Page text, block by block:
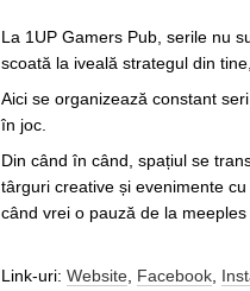
La 1UP Gamers Pub, serile nu
scoată la iveală strategul din
Aici se organizează constant
în joc.
Din când în când, spațiul se
târguri creative și evenimente
când vrei o pauză de la meeples
Link-uri: Website Facebook